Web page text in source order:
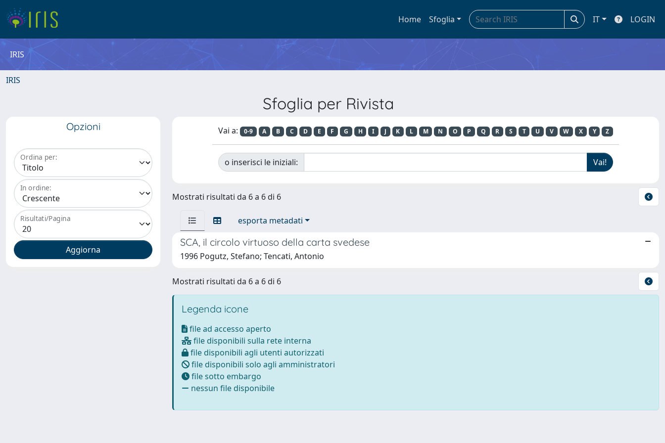
Home Sfoglia IT LOGIN
IRIS
IRIS
Sfoglia per Rivista
Opzioni
Ordina per:
In ordine:
Risultati/Pagina
Vai a: 0-9 A B C D E F G H I J K L M N O P Q R S T U V W X Y Z
o inserisci le iniziali:
Mostrati risultati da 6 a 6 di 6
esporta metadati
SCA, il circolo virtuoso della carta svedese
1996 Pogutz, Stefano; Tencati, Antonio
Mostrati risultati da 6 a 6 di 6
Legenda icone
file ad accesso aperto
file disponibili sulla rete interna
file disponibili agli utenti autorizzati
file disponibili solo agli amministratori
file sotto embargo
nessun file disponibile